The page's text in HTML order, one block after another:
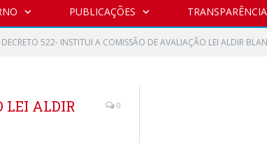
PUBLICAÇÕES TRANSPARÊNCIA
DECRETO 522- INSTITUI A COMISSÃO DE AVALIAÇÃO LEI ALDIR
LEI ALDIR
0